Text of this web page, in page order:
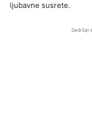
ljubavne susrete.
Sadržaj